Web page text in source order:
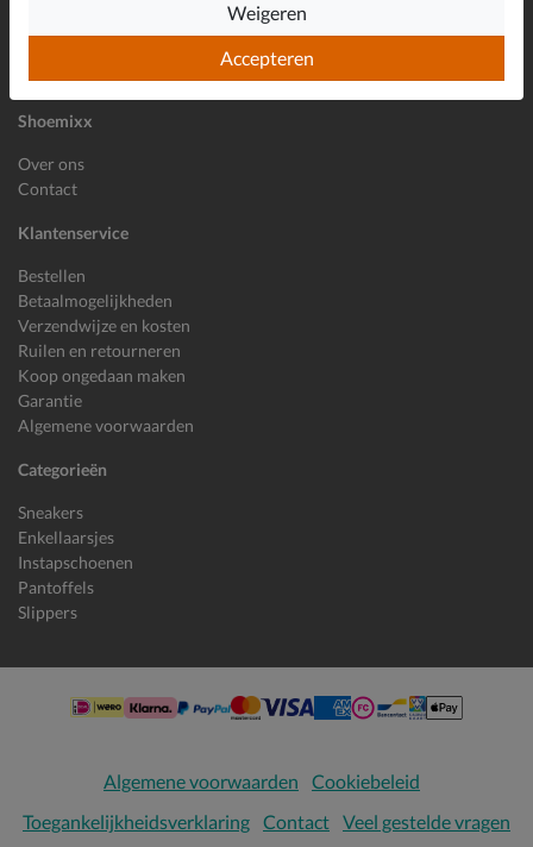
Shoemixx
Over ons
Contact
Klantenservice
Bestellen
Betaalmogelijkheden
Verzendwijze en kosten
Ruilen en retourneren
Koop ongedaan maken
Garantie
Algemene voorwaarden
Categorieën
Sneakers
Enkellaarsjes
Instapschoenen
Pantoffels
Slippers
Algemene voorwaarden
Cookiebeleid
Toegankelijkheidsverklaring Contact Veel gestelde vragen
Accepteren
Weigeren